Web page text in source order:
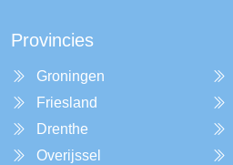
Provincies
Groningen
Friesland
Drenthe
Overijssel